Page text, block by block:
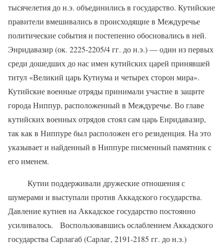
тысячелетия до н.э. объединились в государство. Кутийские
правители вмешивались в происходящие в Междуречье
политические события и постепенно обосновались в ней.
Энридавазир (ок. 2225-2205/4 гг. до н.э.) — один из первых
среди дошедших до нас имен кутийских царей принявшей
титул «Великий царь Кутиума и четырех сторон мира».
Кутийские военные отряды принимали участие в защите
города Ниппур, расположенный в Междуречье. Во главе
кутийских военных отрядов стоял сам царь Енридавазир,
так как в Ниппуре был расположен его резиденция. На это
указывает и найденный в Ниппуре писменный памятник с
его именем.
Кутии поддерживали дружеские отношения с
шумерами и выступали против Аккадского государства.
Давление кутиев на Аккадское государство постоянно
усиливалось.
Воспользовавшись ослаблением Аккадского
государства Сарлагаб (Сарлаг, 2191-2185 гг. до н.э.)